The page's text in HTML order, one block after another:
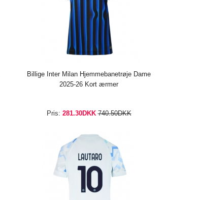
Billige Inter Milan Hjemmebanetrøje Dame
2025-26 Kort ærmer
Pris: 281.30DKK 740.50DKK